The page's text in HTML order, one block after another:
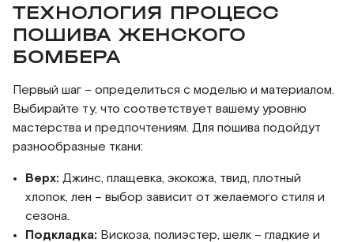
ТЕХНОЛОГИЯ ПРОЦЕСС
ПОШИВА ЖЕНСКОГО
БОМБЕРА
Первый шаг – определиться с моделью и материалом.
Выбирайте ту, что соответствует вашему уровню
мастерства и предпочтениям. Для пошива подойдут
разнообразные ткани:
Верх: Джинс, плащевка, экокожа, твид, плотный
хлопок, лен – выбор зависит от желаемого стиля и
сезона.
Подкладка: Вискоза, полиэстер, шелк – гладкие и